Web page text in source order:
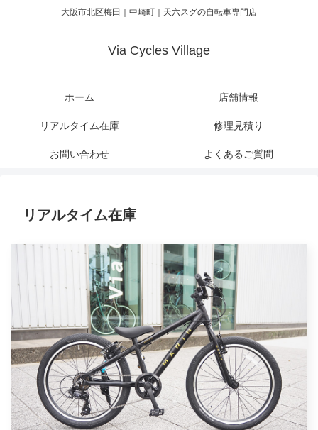
大阪市北区梅田｜中崎町｜天六スグの自転車専門店
Via Cycles Village
ホーム 店舗情報
リアルタイム在庫 修理見積り
お問い合わせ よくあるご質問
リアルタイム在庫